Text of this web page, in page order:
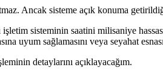
Ancak sisteme açık konuma
sisteminin saatini milisaniye
uyum sağlamasını veya seyahat
detaylarını açıklayacağım.